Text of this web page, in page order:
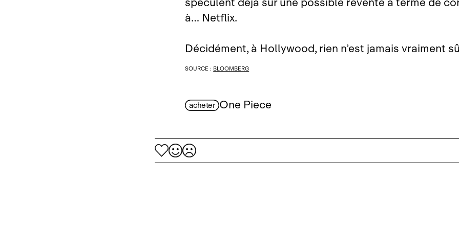
à… Netflix.
Décidément, à Hollywood, rien n’est jamais vraiment
SOURCE : BLOOMBERG
acheter One Piece